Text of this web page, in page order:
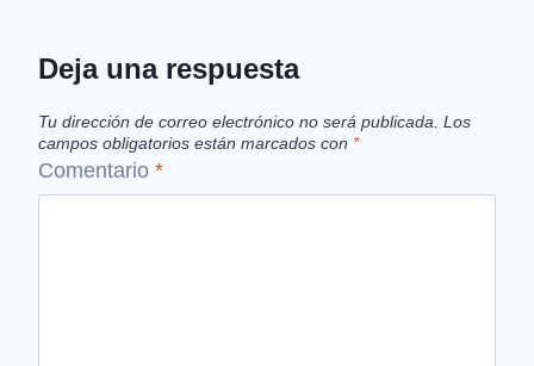
Deja una respuesta
Tu dirección de correo electrónico no será publicada. Los
campos obligatorios están marcados con *
Comentario *